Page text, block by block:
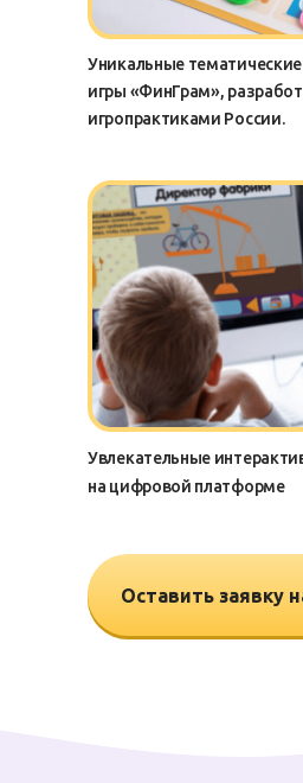
Увлекательные
на цифровой платформе
Уникальные
игры «ФинГрам»,
игропрактиками России.
Оставить заявку